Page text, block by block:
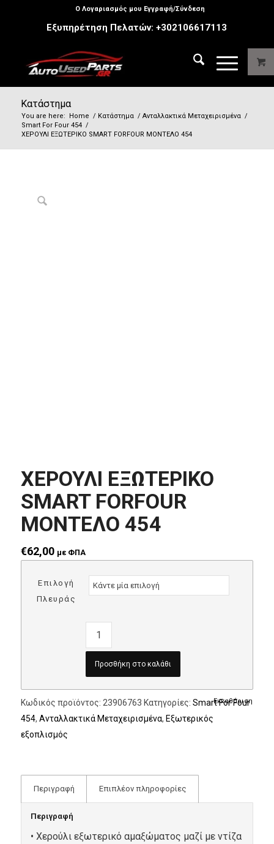
Ο Λογαριασμός μου Εγγραφή/Σύνδεση
Εξυπηρέτηση Πελατών:+302106617113
Κατάστημα
You are here: Home / Κατάστημα / Ανταλλακτικά Μεταχειρισμένα /
Smart For Four 454 /
ΧΕΡΟΥΛΙ ΕΞΩΤΕΡΙΚΟ SMART FORFOUR MΟΝΤΕΛΟ 454
ΧΕΡΟΥΛΙ ΕΞΩΤΕΡΙΚΟ
SMART FORFOUR
MΟΝΤΕΛΟ 454
€62,00 με ΦΠΑ
Επιλογή
Πλευράς
Εκκαθάριση
Προσθήκη στο καλάθι
Κωδικός προϊόντος: 23906763 Κατηγορίες: Smart For Four
454, Ανταλλακτικά Μεταχειρισμένα, Εξωτερικός
εξοπλισμός
Περιγραφή Επιπλέον πληροφορίες
Περιγραφή
• Χερούλι εξωτερικό αμαξώματος μαζί με ντίζα